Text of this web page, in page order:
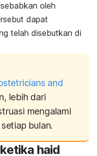
oleh
dapat
telah disebutkan di
and
lebih dari
mengalami
bulan.
haid